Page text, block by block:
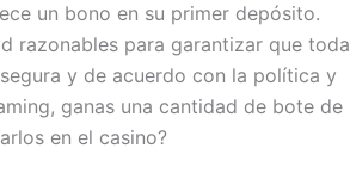
un bono en su primer depósito.
razonables para garantizar que toda
y de acuerdo con la política y
ganas una cantidad de bote de
en el casino?